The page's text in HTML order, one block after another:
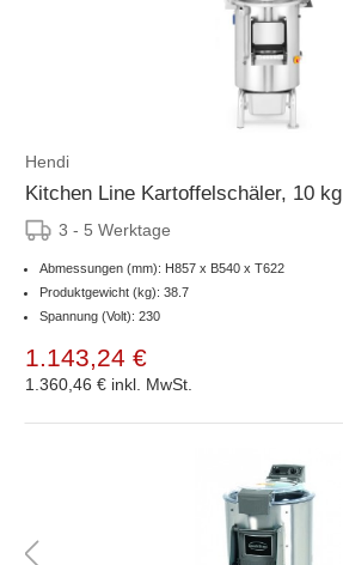
Hendi
Kitchen Line Kartoffelschäler, 10 kg
3 - 5 Werktage
Abmessungen (mm): H857 x B540 x T622
Produktgewicht (kg): 38.7
Spannung (Volt): 230
1.143,24 €
1.360,46 € inkl. MwSt.